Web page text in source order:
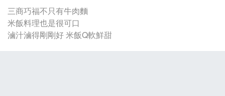
三商巧福不只有牛肉麵
米飯料理也是很可口
滷汁滷得剛剛好 米飯Q軟鮮甜